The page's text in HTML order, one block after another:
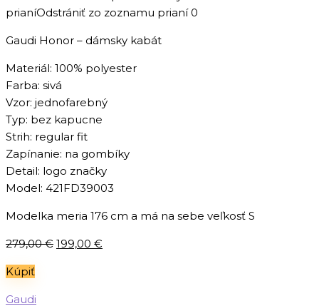
prianíOdstrániť zo zoznamu prianí 0
Gaudi Honor – dámsky kabát
Materiál: 100% polyester
Farba: sivá
Vzor: jednofarebný
Typ: bez kapucne
Strih: regular fit
Zapínanie: na gombíky
Detail: logo značky
Model: 421FD39003
Modelka meria 176 cm a má na sebe veľkosť S
279,00€ Pôvodná
199,00 €
Kúpiť
Gaudi